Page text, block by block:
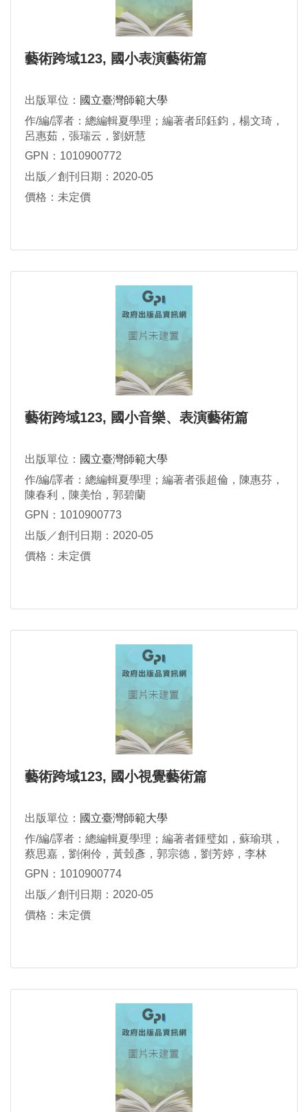
藝術跨域123, 國小表演藝術篇
出版單位： 國立臺灣師範大學
作/編/譯者：總編輯夏學理；編著者邱鈺鈞，楊文琦，
呂惠茹，張瑞云，劉妍慧
GPN：1010900772
出版／創刊日期：2020-05
價格：未定價
藝術跨域123, 國小音樂、表演藝術篇
出版單位： 國立臺灣師範大學
作/編/譯者：總編輯夏學理；編著者張超倫，陳惠芬，
陳春利，陳美怡，郭碧蘭
GPN：1010900773
出版／創刊日期：2020-05
價格：未定價
藝術跨域123, 國小視覺藝術篇
出版單位： 國立臺灣師範大學
作/編/譯者：總編輯夏學理；編著者鍾璧如，蘇瑜琪，
蔡思嘉，劉俐伶，黃瑴彥，郭宗德，劉芳婷，李林
異，張琬湄，粘瑞蘭
GPN：1010900774
出版／創刊日期：2020-05
價格：未定價